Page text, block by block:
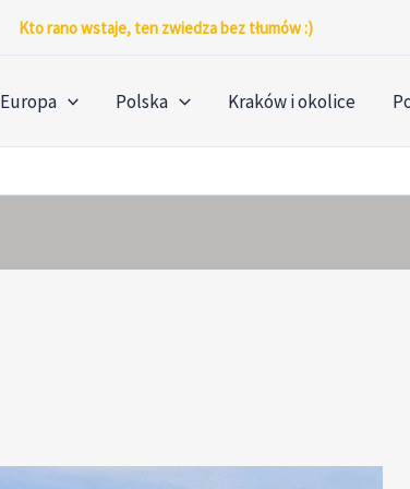
Kto rano wstaje, ten zwiedza bez tłumów :)
Europa Polska Kraków i okolice